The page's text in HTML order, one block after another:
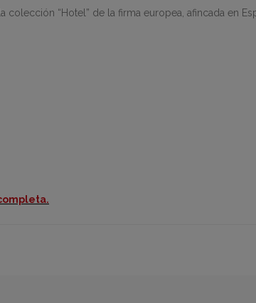
colección “Hotel” de la firma europea, afincada en